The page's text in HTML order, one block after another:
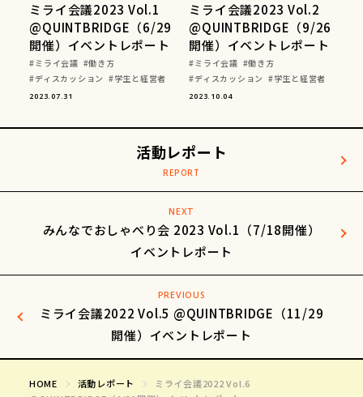
ミライ会議2023 Vol.1
@QUINTBRIDGE（6/29
開催）イベントレポート
ミライ会議
働き方
ディスカッション
学生と経営者
2023.07.31
ミライ会議2023 Vol.2
@QUINTBRIDGE（9/26
開催）イベントレポート
ミライ会議
働き方
ディスカッション
学生と経営者
2023.10.04
活動レポート
NEXT
みんなでおしゃべり会 2023 Vol.1（7/18開催）
イベントレポート
PREVIOUS
ミライ会議2022 Vol.5 @QUINTBRIDGE（11/29
開催）イベントレポート
HOME 活動レポート
ミライ会議2022 Vol.6